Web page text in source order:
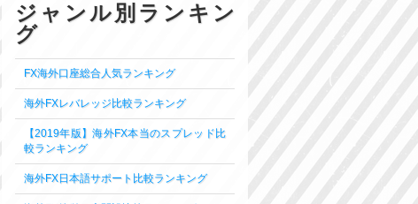
ジャンル別ランキン
グ
FX海外口座総合人気ランキング
海外FXレバレッジ比較ランキング
【2019年版】海外FX本当のスプレッド比
較ランキング
海外FX日本語サポート比較ランキング